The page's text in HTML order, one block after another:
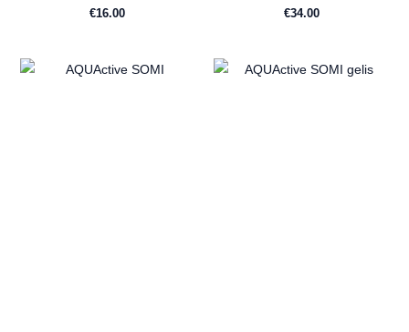
€16.00 €34.00